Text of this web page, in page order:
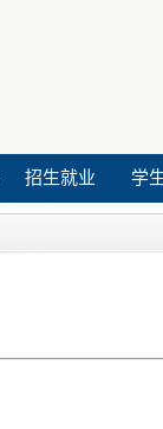
招生就业 学